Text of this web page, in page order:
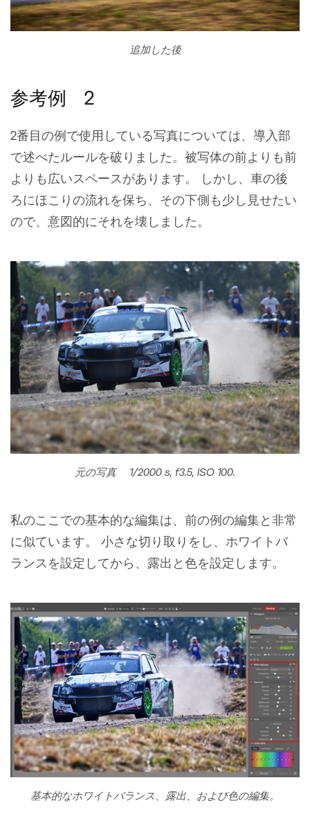
追加した後
参考例 2
2番目の例で使用している写真については、導入部
で述べたルールを破りました。被写体の前よりも前
よりも広いスペースがあります。 しかし、車の後
ろにほこりの流れを保ち、その下側も少し見せたい
ので、意図的にそれを壊しました。
元の写真 1/2000 s, f3.5, ISO 100.
私のここでの基本的な編集は、前の例の編集と非常
に似ています。 小さな切り取りをし、ホワイトバ
ランスを設定してから、露出と色を設定します。
基本的なホワイトバランス、露出、および色の編集。